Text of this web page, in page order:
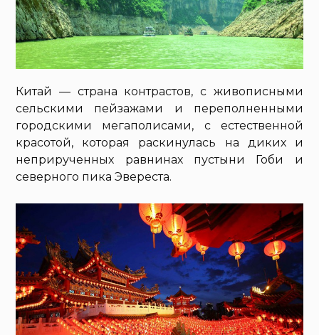
Китай — страна контрастов, с живописными
сельскими пейзажами и переполненными
городскими мегаполисами, с естественной
красотой, которая раскинулась на диких и
неприрученных равнинах пустыни Гоби и
северного пика Эвереста.